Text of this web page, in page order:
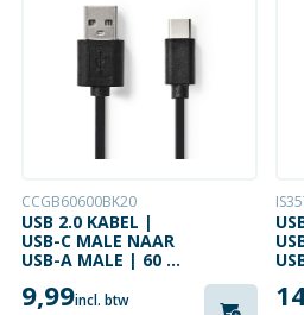
CCGB60600BK20
USB 2.0 KABEL |
USB-C MALE NAAR
USB-A MALE | 60 W
METER
9,99incl. btw